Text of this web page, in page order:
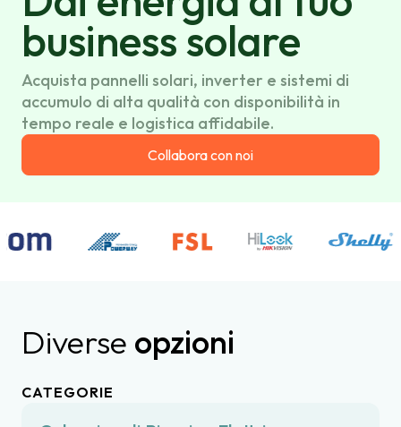
business solare
Acquista pannelli solari, inverter e sistemi di
accumulo di alta qualità con disponibilità in
tempo reale e logistica affidabile.
Collabora con noi
Diverse opzioni
CATEGORIE